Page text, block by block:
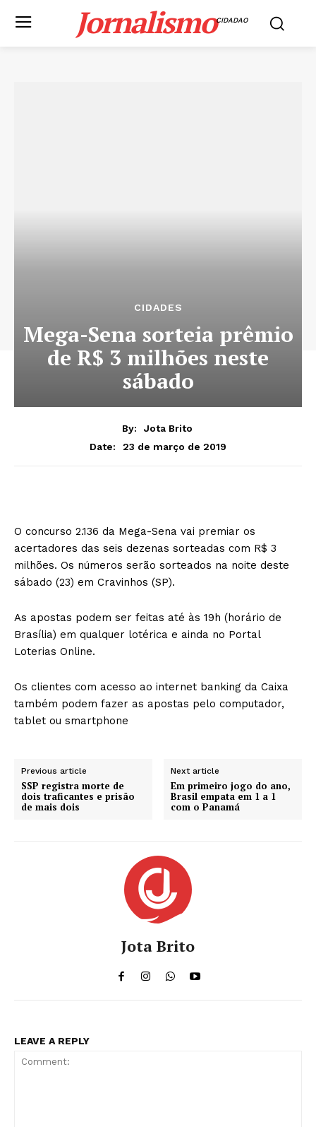
JornalismoCIDADAO
CIDADES
Mega-Sena sorteia prêmio
de R$ 3 milhões neste
sábado
By:
Jota Brito
Date:
23 de março de 2019
O concurso 2.136 da Mega-Sena vai premiar os
acertadores das seis dezenas sorteadas com R$ 3
milhões. Os números serão sorteados na noite deste
sábado (23) em Cravinhos (SP).
As apostas podem ser feitas até às 19h (horário de
Brasília) em qualquer lotérica e ainda no Portal
Loterias Online.
Os clientes com acesso ao internet banking da Caixa
também podem fazer as apostas pelo computador,
tablet ou smartphone
Previous article
SSP registra morte de
dois traficantes e prisão
de mais dois
Next article
Em primeiro jogo do ano,
Brasil empata em 1 a 1
com o Panamá
Jota Brito
LEAVE A REPLY